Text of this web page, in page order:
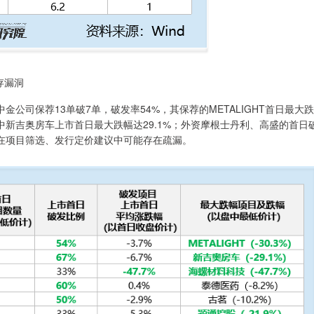
洞
司保荐13单破7单，破发率54%，其保荐的METALIGHT首日最大跌
吉奥房车上市首日最大跌幅达29.1%；外资摩根士丹利、高盛的首日
目筛选、发行定价建议中可能存在疏漏。